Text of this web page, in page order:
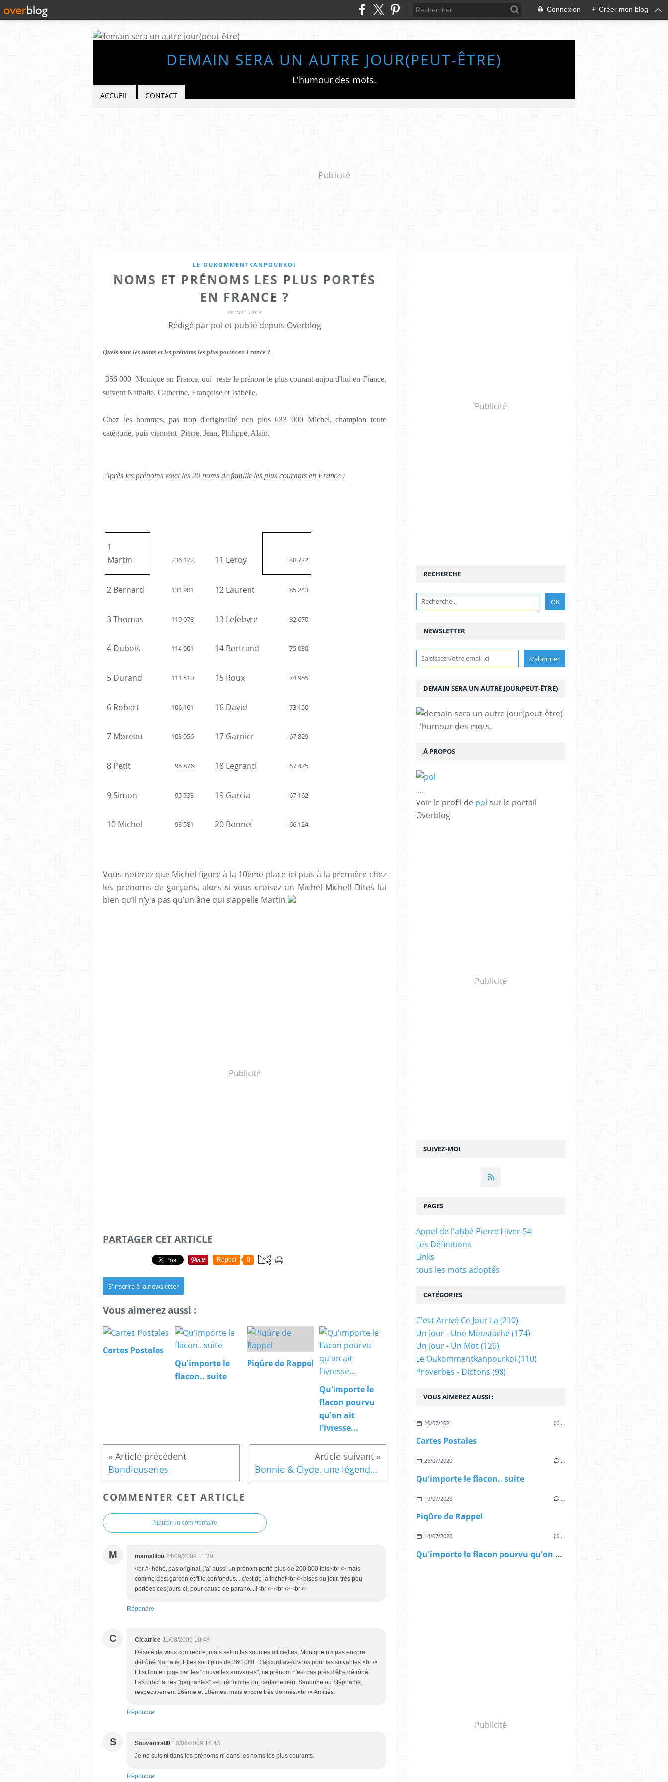
Connexion + Créer mon blog
DEMAIN SERA UN AUTRE JOUR(PEUT-ÊTRE)
L'humour des mots.
ACCUEIL CONTACT
Publicité
LE OUKOMMENTKANPOURKOI
NOMS ET PRÉNOMS LES PLUS PORTÉS
EN FRANCE ?
20 MAI 2009
Rédigé par pol et publié depuis Overblog
Quels sont les noms et les prénoms les plus portés en France ?
356 000 Monique en France, qui reste le prénom le plus courant aujourd'hui en France,
suivent Nathalie, Catherine, Françoise et Isabelle.
Chez les hommes, pas trop d'originalité non plus 633 000 Michel, champion toute
catégorie, puis viennent Pierre, Jean, Philippe, Alain.
Après les prénoms voici les 20 noms de famille les plus courants en France :
1
Martin
236 172 11 Leroy 88 722
2 Bernard 131 901 12 Laurent 85 243
3 Thomas 119 078 13 Lefebvre 82 670
4 Dubois 114 001 14 Bertrand 75 030
5 Durand 111 510 15 Roux 74 955
6 Robert 106 161 16 David 73 150
7 Moreau 103 056 17 Garnier 67 829
8 Petit 95 876 18 Legrand 67 475
9 Simon 95 733 19 Garcia 67 162
10 Michel 93 581 20 Bonnet 66 124
Vous noterez que Michel figure à la 10éme place ici puis à la première chez
les prénoms de garçons, alors si vous croisez un Michel Michel! Dites lui
bien qu’il n’y a pas qu’un âne qui s’appelle Martin.
Publicité
PARTAGER CET ARTICLE
Repost 0
S'inscrire à la newsletter
Vous aimerez aussi :
Cartes Postales
Qu'importe le
flacon.. suite
Piqûre de Rappel
Qu'importe le
flacon pourvu
qu'on ait
l'ivresse...
Bondieuseries Bonnie & Clyde, une légende américaine
COMMENTER CET ARTICLE
Ajouter un commentaire
M mamalilou 24/09/2009 11:30
<br /> héhé, pas original, j'ai aussi un prénom porté plus de 200 000 fois!<br /> mais
comme c'est garçon et fille confondus... c'est de la triche!<br /> bises du jour, très peu
portées ces jours-ci, pour cause de parano...!!<br /> <br /> <br />
Répondre
C Cicatrice 11/08/2009 10:48
Désolé de vous contredire, mais selon les sources officielles, Monique n'a pas encore
détrôné Nathalie. Elles sont plus de 360.000. D'accord avec vous pour les suivantes.<br />
Et si l'on en juge par les "nouvelles arrivantes", ce prénom n'est pas près d'être détrôné.
Les prochaines "gagnantes" se prénommeront certainement Sandrine ou Stéphanie,
respectivement 16ème et 18èmes, mais encore très donnés.<br /> Amitiés.
Répondre
S Souvenirs80 10/06/2009 18:43
Je ne suis ni dans les prénoms ni dans les noms les plus courants.
Répondre
Publicité
NEWSLETTER
SUIVEZ-MOI
RECHERCHE
DEMAIN SERA UN AUTRE JOUR(PEUT-ÊTRE)
L'humour des mots.
À PROPOS
....
Voir le profil de pol sur le portail
Overblog
Publicité
VOUS AIMEREZ AUSSI :
20/07/2021 …
Cartes Postales
26/07/2020 …
Qu'importe le flacon.. suite
19/07/2020 …
Piqûre de Rappel
14/07/2020 …
Qu'importe le flacon pourvu qu'on ait l'ivresse...
PAGES
Appel de l'abbé Pierre Hiver 54
Les Définitions
Links
tous les mots adoptés
CATÉGORIES
C'est Arrivé Ce Jour La (210)
Un Jour - Une Moustache(174)
Un Jour - Un Mot(129)
Le Oukommentkanpourkoi (110)
Proverbes - Dictons (98)
Publicité